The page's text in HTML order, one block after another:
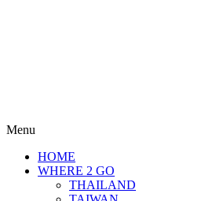
Menu
HOME
WHERE 2 GO
THAILAND